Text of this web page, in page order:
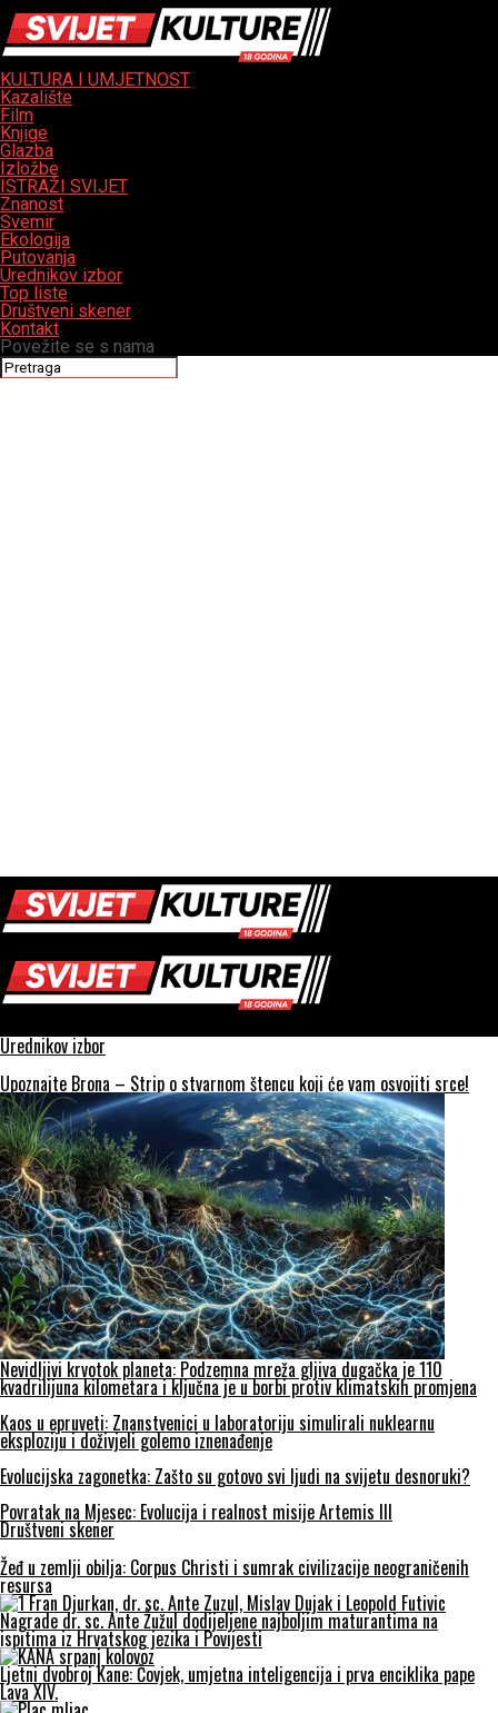
KULTURA I UMJETNOST
Kazalište
Film
Knjige
Glazba
Izložbe
ISTRAŽI SVIJET
Znanost
Svemir
Ekologija
Putovanja
Urednikov izbor
Top liste
Društveni skener
Kontakt
Povežite se s nama
Urednikov izbor
Upoznajte Brona – Strip o stvarnom štencu koji će vam osvojiti srce!
Nevidljivi krvotok planeta: Podzemna mreža gljiva dugačka je 110
kvadrilijuna kilometara i ključna je u borbi protiv klimatskih promjena
Kaos u epruveti: Znanstvenici u laboratoriju simulirali nuklearnu
eksploziju i doživjeli golemo iznenađenje
Evolucijska zagonetka: Zašto su gotovo svi ljudi na svijetu desnoruki?
Povratak na Mjesec: Evolucija i realnost misije Artemis III
Društveni skener
Žeđ u zemlji obilja: Corpus Christi i sumrak civilizacije neograničenih
resursa
Nagrade dr. sc. Ante Žužul dodijeljene najboljim maturantima na
ispitima iz Hrvatskog jezika i Povijesti
Ljetni dvobroj Kane: Čovjek, umjetna inteligencija i prva enciklika pape
Lava XIV.